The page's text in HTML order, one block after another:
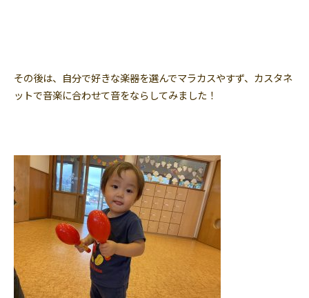
その後は、自分で好きな楽器を選んでマラカスやすず、カスタネ
ットで音楽に合わせて音をならしてみました！